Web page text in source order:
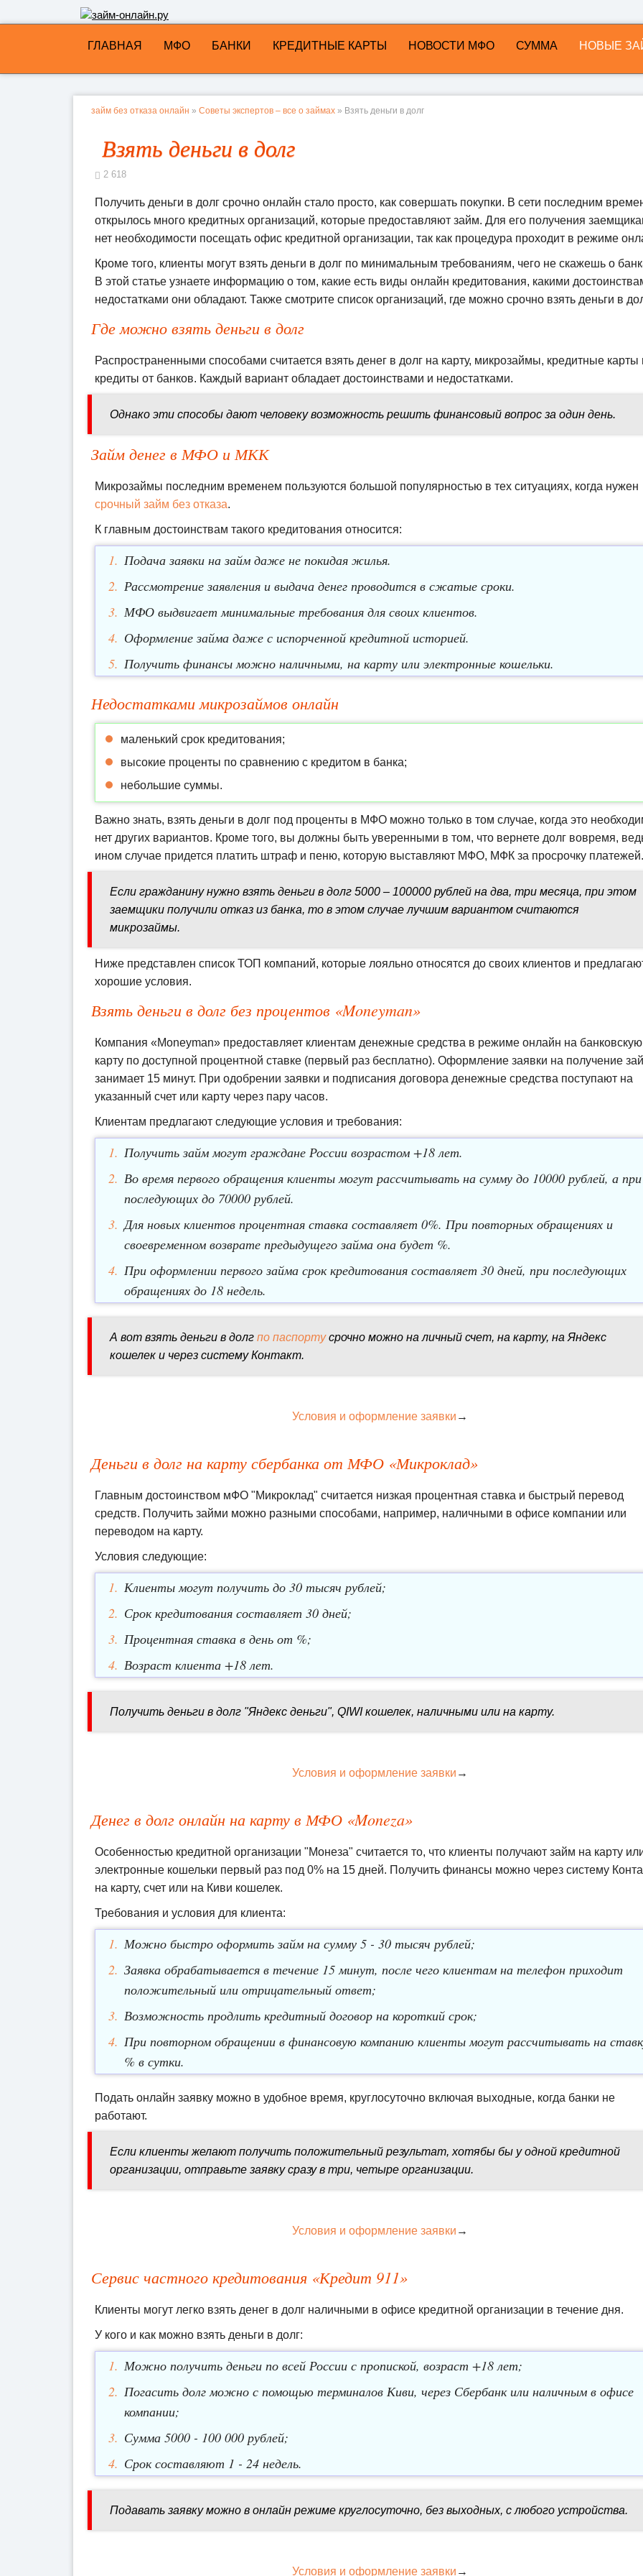
ГЛАВНАЯ МФО БАНКИ КРЕДИТНЫЕ КАРТЫ НОВОСТИ МФО СУММА НОВЫЕ
займ без отказа онлайн » Советы экспертов – все о займах » Взять деньги в долг
Взять деньги в долг
2 618
Получить деньги в долг срочно онлайн стало просто, как совершать покупки. В сети последним
открылось много кредитных организаций, которые предоставляют займ. Для его получения
нет необходимости посещать офис кредитной организации, так как процедура проходит в режиме
Кроме того, клиенты могут взять деньги в долг по минимальным требованиям, чего не скажешь о
В этой статье узнаете информацию о том, какие есть виды онлайн кредитования, какими
недостатками они обладают. Также смотрите список организаций, где можно срочно взять деньги в
Где можно взять деньги в долг
Распространенными способами считается взять денег в долг на карту, микрозаймы, кредитные карты
кредиты от банков. Каждый вариант обладает достоинствами и недостатками.
Однако эти способы дают человеку возможность решить финансовый вопрос за один день.
Займ денег в МФО и МКК
Микрозаймы последним временем пользуются большой популярностью в тех ситуациях, когда нужен
срочный займ без отказа.
К главным достоинствам такого кредитования относится:
Подача заявки на займ даже не покидая жилья.
Рассмотрение заявления и выдача денег проводится в сжатые сроки.
МФО выдвигает минимальные требования для своих клиентов.
Оформление займа даже с испорченной кредитной историей.
Получить финансы можно наличными, на карту или электронные кошельки.
Недостатками микрозаймов онлайн
маленький срок кредитования;
высокие проценты по сравнению с кредитом в банка;
небольшие суммы.
Важно знать, взять деньги в долг под проценты в МФО можно только в том случае, когда это
нет других вариантов. Кроме того, вы должны быть уверенными в том, что вернете долг вовремя,
ином случае придется платить штраф и пеню, которую выставляют МФО, МФК за просрочку платежей.
Если гражданину нужно взять деньги в долг 5000 – 100000 рублей на два, три месяца, при этом
заемщики получили отказ из банка, то в этом случае лучшим вариантом считаются
микрозаймы.
Ниже представлен список ТОП компаний, которые лояльно относятся до своих клиентов и
хорошие условия.
Взять деньги в долг без процентов «Moneyman»
Компания «Moneyman» предоставляет клиентам денежные средства в режиме онлайн на банковскую
карту по доступной процентной ставке (первый раз бесплатно). Оформление заявки на получение
занимает 15 минут. При одобрении заявки и подписания договора денежные средства поступают на
указанный счет или карту через пару часов.
Клиентам предлагают следующие условия и требования:
Получить займ могут граждане России возрастом +18 лет.
Во время первого обращения клиенты могут рассчитывать на сумму до 10000 рублей, а при
последующих до 70000 рублей.
Для новых клиентов процентная ставка составляет 0%. При повторных обращениях и
своевременном возврате предыдущего займа она будет %.
При оформлении первого займа срок кредитования составляет 30 дней, при последующих
обращениях до 18 недель.
А вот взять деньги в долг по паспортусрочно можно на личный счет, на карту, на Яндекс
кошелек и через систему Контакт.
Условия и оформление заявки →
Деньги в долг на карту сбербанка от МФО «Микроклад»
Главным достоинством мФО "Микроклад" считается низкая процентная ставка и быстрый перевод
средств. Получить займи можно разными способами, например, наличными в офисе компании или
переводом на карту.
Условия следующие:
Клиенты могут получить до 30 тысяч рублей;
Срок кредитования составляет 30 дней;
Процентная ставка в день от %;
Возраст клиента +18 лет.
Получить деньги в долг "Яндекс деньги", QIWI кошелек, наличными или на карту.
Условия и оформление заявки →
Денег в долг онлайн на карту в МФО «Moneza»
Особенностью кредитной организации "Монеза" считается то, что клиенты получают займ на карту
электронные кошельки первый раз под 0% на 15 дней. Получить финансы можно через систему
на карту, счет или на Киви кошелек.
Требования и условия для клиента:
Можно быстро оформить займ на сумму 5 - 30 тысяч рублей;
Заявка обрабатывается в течение 15 минут, после чего клиентам на телефон приходит
положительный или отрицательный ответ;
Возможность продлить кредитный договор на короткий срок;
При повторном обращении в финансовую компанию клиенты могут рассчитывать на
% в сутки.
Подать онлайн заявку можно в удобное время, круглосуточно включая выходные, когда банки не
работают.
Если клиенты желают получить положительный результат, хотябы бы у одной кредитной
организации, отправьте заявку сразу в три, четыре организации.
Условия и оформление заявки →
Сервис частного кредитования «Кредит 911»
Клиенты могут легко взять денег в долг наличными в офисе кредитной организации в течение дня.
У кого и как можно взять деньги в долг:
Можно получить деньги по всей России с пропиской, возраст +18 лет;
Погасить долг можно с помощью терминалов Киви, через Сбербанк или наличным в офисе
компании;
Сумма 5000 - 100 000 рублей;
Срок составляют 1 - 24 недель.
Подавать заявку можно в онлайн режиме круглосуточно, без выходных, с любого устройства.
Условия и оформление заявки →